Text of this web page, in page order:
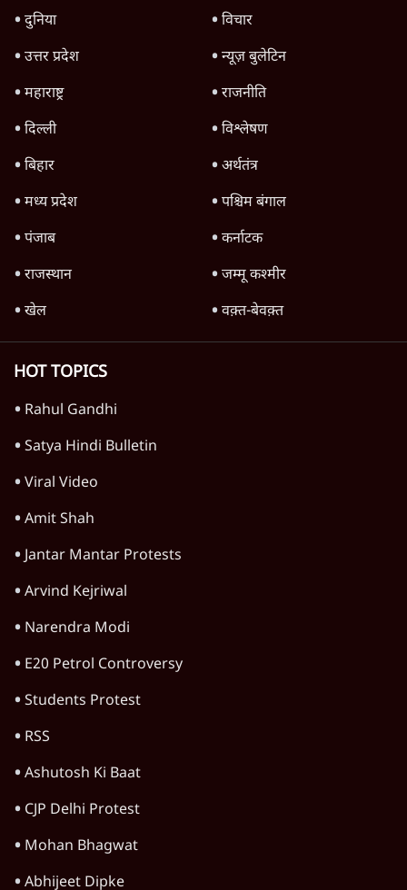
दुनिया
विचार
उत्तर प्रदेश
न्यूज़ बुलेटिन
महाराष्ट्र
राजनीति
दिल्ली
विश्लेषण
बिहार
अर्थतंत्र
मध्य प्रदेश
पश्चिम बंगाल
पंजाब
कर्नाटक
राजस्थान
जम्मू कश्मीर
खेल
वक़्त-बेवक़्त
HOT TOPICS
Rahul Gandhi
Satya Hindi Bulletin
Viral Video
Amit Shah
Jantar Mantar Protests
Arvind Kejriwal
Narendra Modi
E20 Petrol Controversy
Students Protest
RSS
Ashutosh Ki Baat
CJP Delhi Protest
Mohan Bhagwat
Abhijeet Dipke